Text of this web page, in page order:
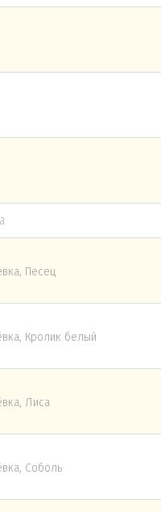
Песец
Кролик белый
Лиса
Соболь